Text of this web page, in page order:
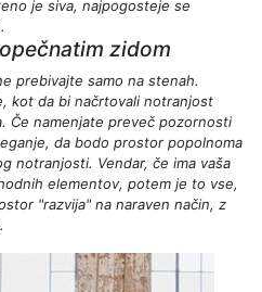
je siva, najpogosteje se
zidom
prebivajte samo na stenah.
kot da bi načrtovali notranjost
Če namenjate preveč pozornosti
da bodo prostor popolnoma
notranjosti. Vendar, če ima vaša
elementov, potem je to vse,
"razvija" na naraven način, z